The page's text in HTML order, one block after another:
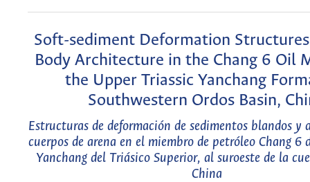
Soft-sediment Deformation
Body Architecture in the Chang 6 Oil
the Upper Triassic Yanchang
Southwestern Ordos Basin,
Estructuras de deformación de sedimentos blandos y
cuerpos de arena en el miembro de petróleo Chang 6
Yanchang del Triásico Superior, al suroeste de la
China